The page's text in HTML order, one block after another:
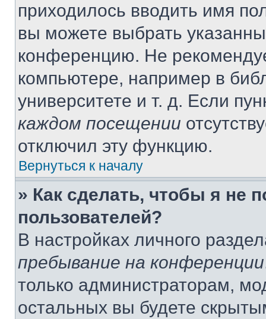
приходилось вводить имя
вы можете выбрать
конференцию. Не
компьютере, например в
университете и т. д. Если
каждом посещении
отключил эту функцию.
Вернуться к началу
» Как сделать, чтобы я не
пользователей?
В настройках личного
пребывание на конференции
только администраторам,
остальных вы будете